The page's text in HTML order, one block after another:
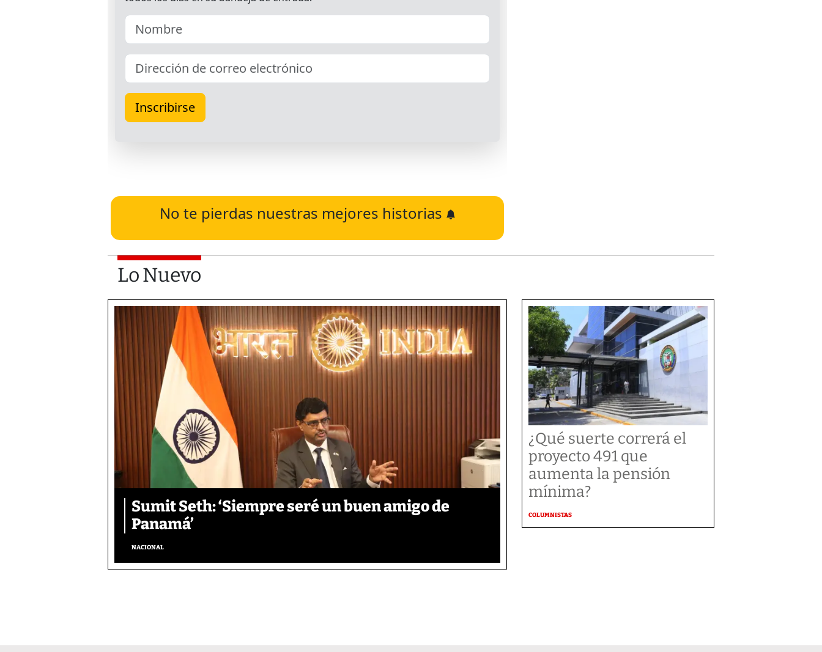
No te pierdas nuestras mejores historias
Lo Nuevo
Sumit Seth: ‘Siempre seré un buen amigo de
Panamá’
NACIONAL
¿Qué suerte correrá el
proyecto 491 que
aumenta la pensión
mínima?
COLUMNISTAS